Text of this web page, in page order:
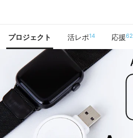
プロジェクト 活レポ14 応援62